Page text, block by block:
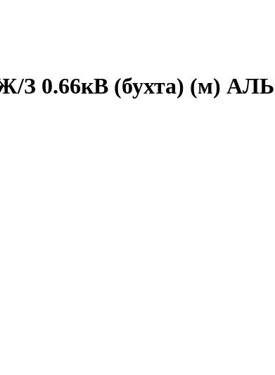
З 0.66кВ (бухта) (м)